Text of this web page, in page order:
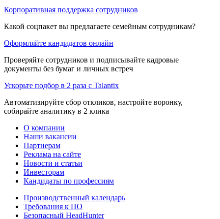
Корпоративная поддержка сотрудников
Какой соцпакет вы предлагаете семейным сотрудникам?
Оформляйте кандидатов онлайн
Проверяйте сотрудников и подписывайте кадровые
документы без бумаг и личных встреч
Ускорьте подбор в 2 раза с Talantix
Автоматизируйте сбор откликов, настройте воронку,
собирайте аналитику в 2 клика
О компании
Наши вакансии
Партнерам
Реклама на сайте
Новости и статьи
Инвесторам
Кандидаты по профессиям
Производственный календарь
Требования к ПО
Безопасный HeadHunter